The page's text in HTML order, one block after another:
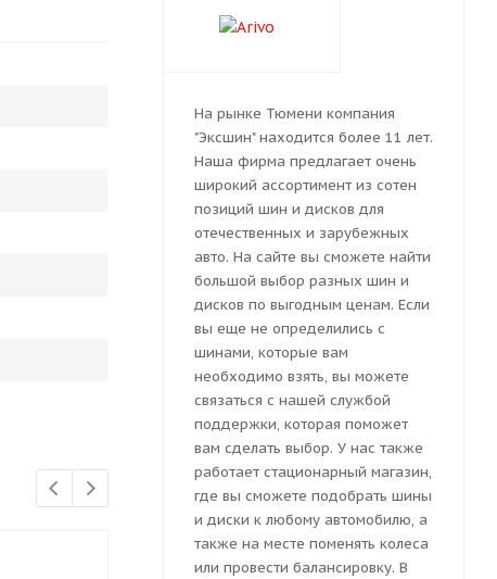
На рынке Тюмени компания
"Эксшин" находится более 11 лет.
Наша фирма предлагает очень
широкий ассортимент из сотен
позиций шин и дисков для
отечественных и зарубежных
авто. На сайте вы сможете найти
большой выбор разных шин и
дисков по выгодным ценам. Если
вы еще не определились с
шинами, которые вам
необходимо взять, вы можете
связаться с нашей службой
поддержки, которая поможет
вам сделать выбор. У нас также
работает стационарный магазин,
где вы сможете подобрать шины
и диски к любому автомобилю, а
также на месте поменять колеса
или провести балансировку. В